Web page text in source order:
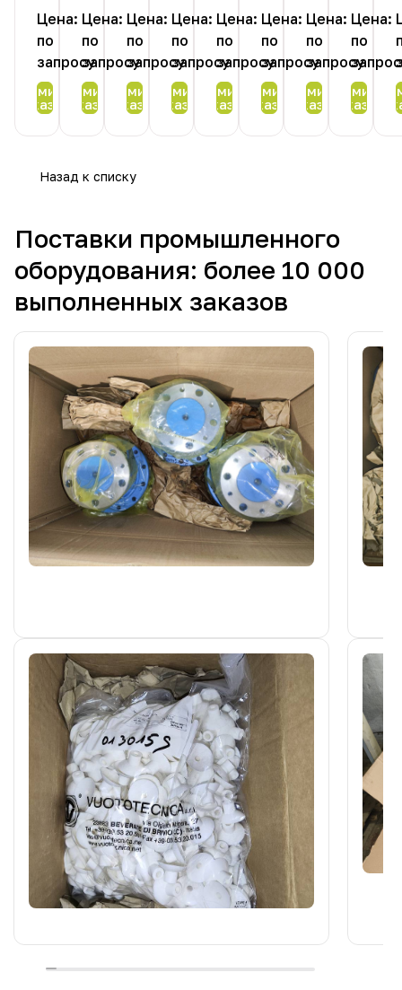
Цена:
по
запросу
Оформить
заказ
Цена:
по
запросу
Оформить
заказ
Цена:
по
запросу
Оформить
заказ
Цена:
по
запросу
Оформить
заказ
Цена:
по
запросу
Оформить
заказ
Цена:
по
запросу
Оформить
заказ
Цена:
по
запросу
Оформить
заказ
Цена:
по
Оформить
заказ
Назад к списку
Поставки промышленного
оборудования: более 10 000
выполненных заказов